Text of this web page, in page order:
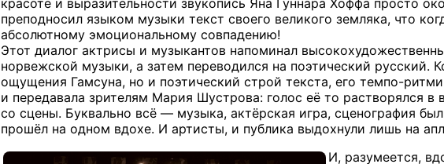
преподносил языком музыки текст своего великого земляка, что
абсолютному эмоциональному совпадению!
Этот диалог актрисы и музыкантов напоминал
норвежской музыки, а затем переводился на поэтический русский.
ощущения Гамсуна, но и поэтический строй текста, его темпо-
и передавала зрителям Мария Шустрова: голос её то растворялся
со сцены. Буквально всё — музыка, актёрская игра, сценография
прошёл на одном вдохе. И артисты, и публика выдохнули лишь на
И, разумеется,